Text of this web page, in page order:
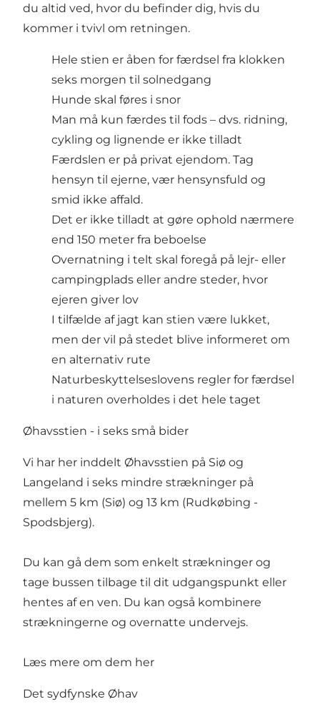
du altid ved, hvor du befinder dig, hvis du
kommer i tvivl om retningen.
Hele stien er åben for færdsel fra klokken
seks morgen til solnedgang
Hunde skal føres i snor
Man må kun færdes til fods – dvs. ridning,
cykling og lignende er ikke tilladt
Færdslen er på privat ejendom. Tag
hensyn til ejerne, vær hensynsfuld og
smid ikke affald.
Det er ikke tilladt at gøre ophold nærmere
end 150 meter fra beboelse
Overnatning i telt skal foregå på lejr- eller
campingplads eller andre steder, hvor
ejeren giver lov
I tilfælde af jagt kan stien være lukket,
men der vil på stedet blive informeret om
en alternativ rute
Naturbeskyttelseslovens regler for færdsel
i naturen overholdes i det hele taget
Øhavsstien - i seks små bider
Vi har her inddelt Øhavsstien på Siø og
Langeland i seks mindre strækninger på
mellem 5 km (Siø) og 13 km (Rudkøbing -
Spodsbjerg).
Du kan gå dem som enkelt strækninger og
tage bussen tilbage til dit udgangspunkt eller
hentes af en ven. Du kan også kombinere
strækningerne og overnatte undervejs.
Læs mere om dem her
Det sydfynske Øhav